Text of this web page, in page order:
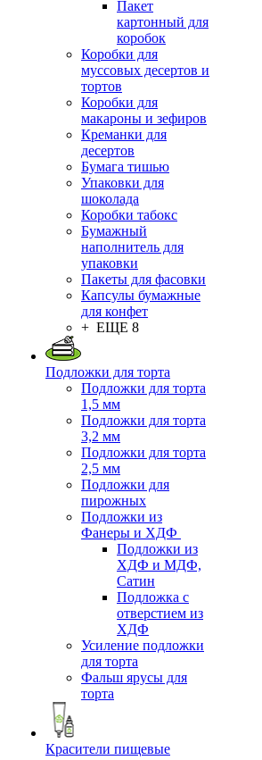
Пакет
картонный для
коробок
Коробки для
муссовых десертов и
тортов
Коробки для
макароны и зефиров
Креманки для
десертов
Бумага тишью
Упаковки для
шоколада
Коробки табокс
Бумажный
наполнитель для
упаковки
Пакеты для фасовки
Капсулы бумажные
для конфет
+ ЕЩЕ 8
Подложки для торта
Подложки для торта
1,5 мм
Подложки для торта
3,2 мм
Подложки для торта
2,5 мм
Подложки для
пирожных
Подложки из
Фанеры и ХДФ
Подложки из
ХДФ и МДФ,
Сатин
Подложка с
отверстием из
ХДФ
Усиление подложки
для торта
Фальш ярусы для
торта
Красители пищевые